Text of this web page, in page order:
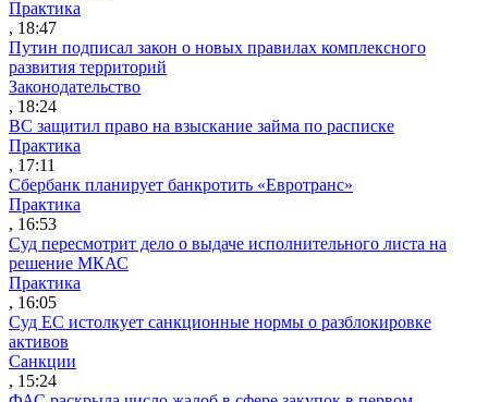
Практика
, 18:47
Путин подписал закон о новых правилах комплексного
развития территорий
Законодательство
, 18:24
ВС защитил право на взыскание займа по расписке
Практика
, 17:11
Сбербанк планирует банкротить «Евротранс»
Практика
, 16:53
Суд пересмотрит дело о выдаче исполнительного листа на
решение МКАС
Практика
, 16:05
Суд ЕС истолкует санкционные нормы о разблокировке
активов
Санкции
, 15:24